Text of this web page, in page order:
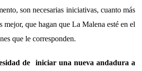
son necesarias iniciativas, cuanto más
mejor, que hagan que La Malena esté en el
que le corresponden.
de iniciar una nueva andadura a